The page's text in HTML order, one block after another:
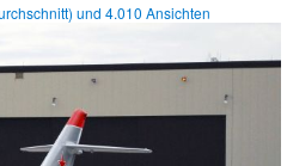
und4.010 Ansichten